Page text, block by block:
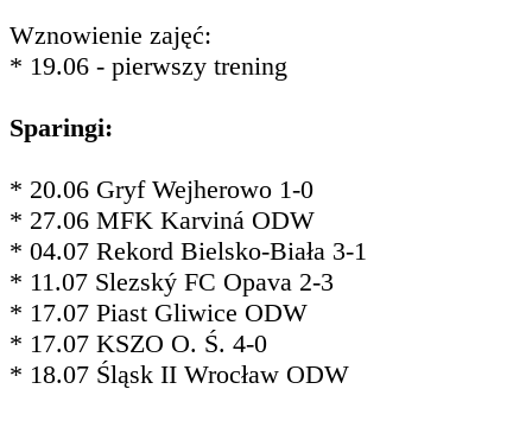
Wznowienie zajęć:
* 19.06 - pierwszy trening
Sparingi:
* 20.06 Gryf Wejherowo 1-0
* 27.06 MFK Karviná ODW
* 04.07 Rekord Bielsko-Biała 3-1
* 11.07 Slezský FC Opava 2-3
* 17.07 Piast Gliwice ODW
* 17.07 KSZO O. Ś. 4-0
* 18.07 Śląsk II Wrocław ODW